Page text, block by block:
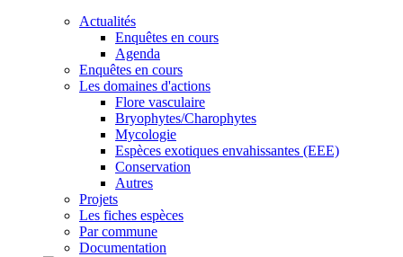
Actualités
Enquêtes en cours
Agenda
Enquêtes en cours
Les domaines d'actions
Flore vasculaire
Bryophytes/Charophytes
Mycologie
Espèces exotiques envahissantes (EEE)
Conservation
Autres
Projets
Les fiches espèces
Par commune
Documentation